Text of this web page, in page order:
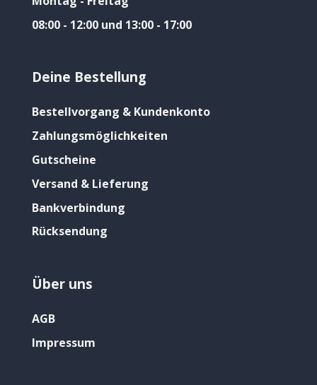
08:00 - 12:00 und 13:00 - 17:00
Deine Bestellung
Bestellvorgang & Kundenkonto
Zahlungsmöglichkeiten
Gutscheine
Versand & Lieferung
Bankverbindung
Rücksendung
Über uns
AGB
Impressum